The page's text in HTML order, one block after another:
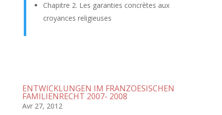
Chapitre 2. Les garanties concrètes aux
croyances religieuses
ENTWICKLUNGEN IM FRANZOESISCHEN
FAMILIENRECHT 2007- 2008
Avr 27, 2012